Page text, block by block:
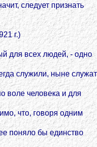
следует признать
г.)
для всех людей, - одно
служили, ныне служат
воле человека и для
что, говоря одним
поняло бы единство